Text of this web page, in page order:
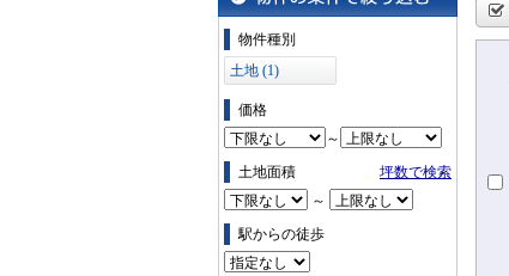
物件の条件で絞り込む
物件種別
土地 (1)
価格
～
土地面積
坪数で検索
～
駅からの徒歩